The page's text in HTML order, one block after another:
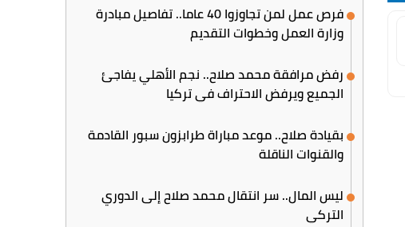
فرص عمل لمن تجاوزوا 40 عاما.. تفاصيل مبادرة
وزارة العمل وخطوات التقديم
رفض مرافقة محمد صلاح.. نجم الأهلي يفاجئ
الجميع ويرفض الاحتراف في تركيا
بقيادة صلاح.. موعد مباراة طرابزون سبور القادمة
والقنوات الناقلة
ليس المال.. سر انتقال محمد صلاح إلى الدوري
التركي